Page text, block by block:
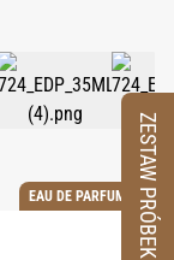
EAU DE PARFUM ZESTAW PRÓBEK